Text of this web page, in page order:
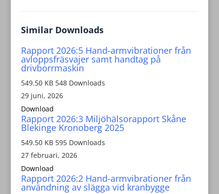
Similar Downloads
Rapport 2026:5 Hand-armvibrationer från
avloppsfräsvajer samt handtag på
drivborrmaskin
549.50 KB 548 Downloads
29 juni, 2026
Download
Rapport 2026:3 Miljöhälsorapport Skåne
Blekinge Kronoberg 2025
549.50 KB 595 Downloads
27 februari, 2026
Download
Rapport 2026:2 Hand-armvibrationer från
användning av slägga vid kranbygge